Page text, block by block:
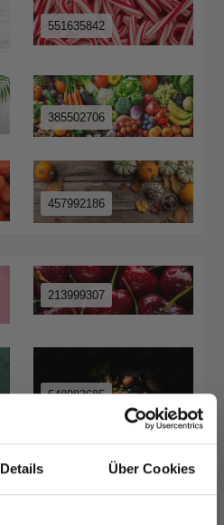
Details Über Cookies
551635842
385502706
457992186
213999307
548983685